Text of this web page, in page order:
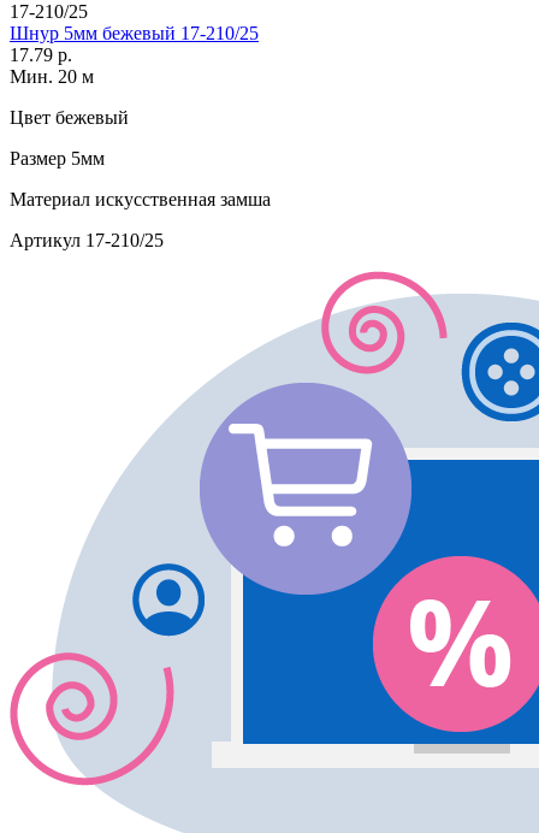
17-210/25
Шнур 5мм бежевый 17-210/25
17.79 р.
Мин. 20 м
Цвет бежевый
Размер 5мм
Материал искусственная замша
Артикул 17-210/25